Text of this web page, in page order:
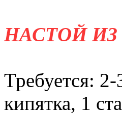
НАСТОЙ
Требуется: 2-
кипятка, 1